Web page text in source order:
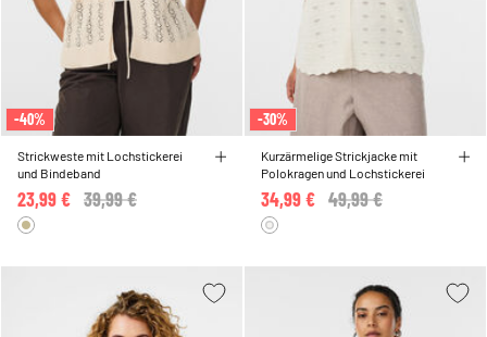
-40%
Strickweste mit Lochstickerei
und Bindeband
Price reduced from
39,99 €
23,99 €
-30%
Kurzärmelige Strickjacke mit
Polokragen und Lochstickerei
Price reduced from
49,99 €
34,99 €